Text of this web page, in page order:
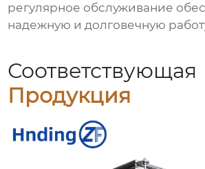
регулярное обслуживание
надежную и долговечную
Соответствующая
Продукция